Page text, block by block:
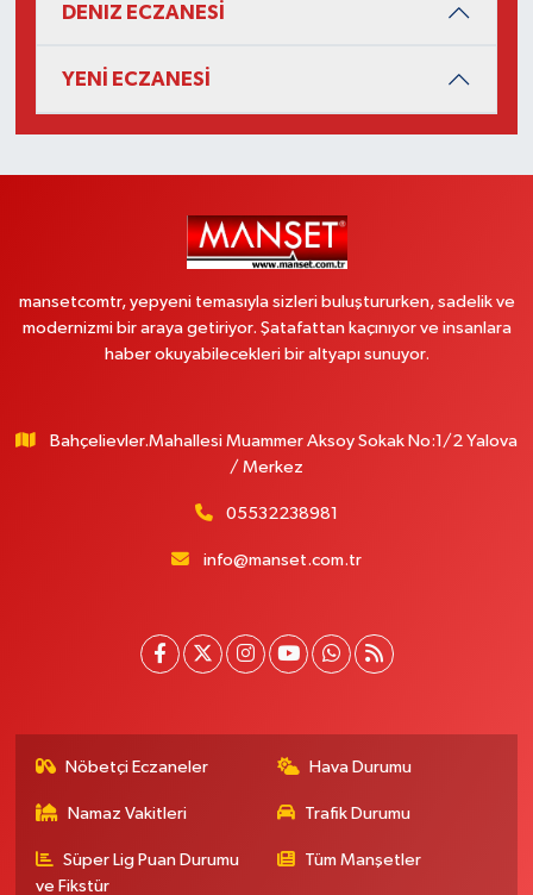
DENIZ ECZANESİ
YENİ ECZANESİ
mansetcomtr, yepyeni temasıyla sizleri buluştururken, sadelik ve
modernizmi bir araya getiriyor. Şatafattan kaçınıyor ve insanlara
haber okuyabilecekleri bir altyapı sunuyor.
Bahçelievler.Mahallesi Muammer Aksoy Sokak No:1/2 Yalova
/ Merkez
05532238981
info@manset.com.tr
Nöbetçi Eczaneler Hava Durumu
Namaz Vakitleri Trafik Durumu
Süper Lig Puan Durumu
ve Fikstür
Tüm Manşetler